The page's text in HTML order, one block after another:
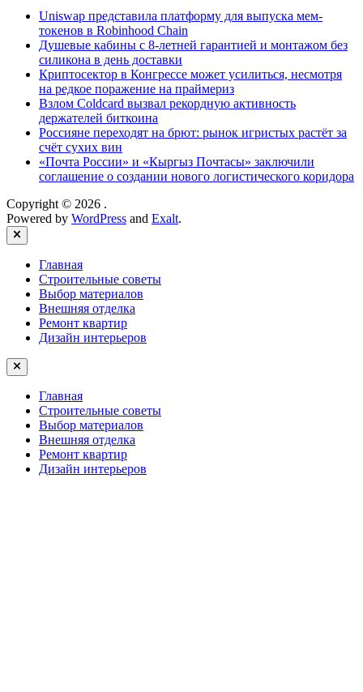
Uniswap представила платформу для выпуска мем-
токенов в Robinhood Chain
Душевые кабины с 8‑летней гарантией и монтажом без
силикона в день доставки
Криптосектор в Конгрессе может усилиться, несмотря
на редкое поражение на праймериз
Взлом Coldcard вызвал рекордную активность
держателей биткоина
Россияне переходят на брют: рынок игристых растёт за
счёт сухих вин
«Почта России» и «Кыргыз Почтасы» заключили
соглашение о создании нового логистического коридора
Copyright © 2026 .
Powered by WordPress and Exalt.
Close
Главная
Строительные советы
Выбор материалов
Внешняя отделка
Ремонт квартир
Дизайн интерьеров
Главная
Строительные советы
Выбор материалов
Внешняя отделка
Ремонт квартир
Дизайн интерьеров